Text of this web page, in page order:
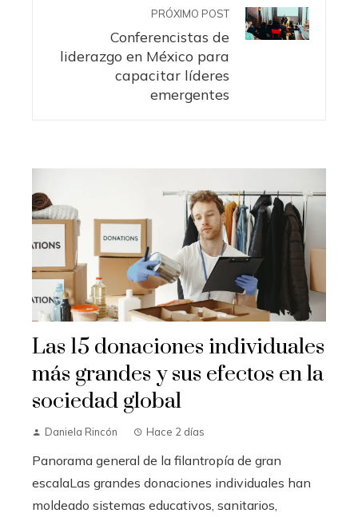
PRÓXIMO POST
Conferencistas de
liderazgo en México para
capacitar líderes
emergentes
Las 15 donaciones individuales
más grandes y sus efectos en la
sociedad global
Daniela Rincón Hace 2 días
Panorama general de la filantropía de gran
escalaLas grandes donaciones individuales han
moldeado sistemas educativos, sanitarios,